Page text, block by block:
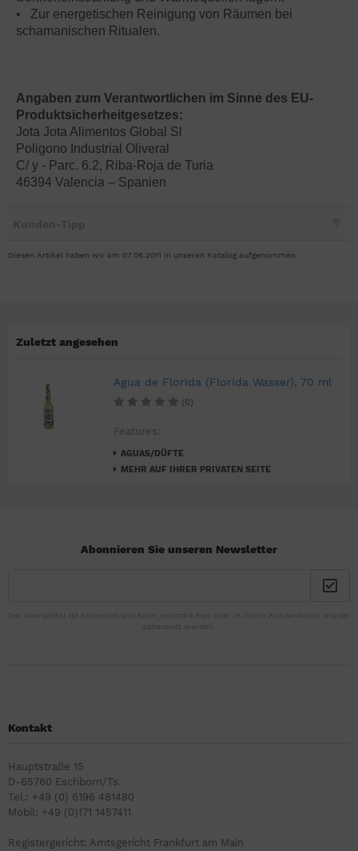
• Zur energetischen Reinigung von Räumen bei
schamanischen Ritualen.
Angaben zum Verantwortlichen im Sinne des EU-
Produktsicherheitgesetzes:
Jota Jota Alimentos Global Sl
Poligono Industrial Oliveral
C/ y - Parc. 6.2, Riba-Roja de Turia
46394 Valencia – Spanien
Diesen Artikel haben wir am 07.06.2011 in unseren Katalog aufgenommen.
Zuletzt angesehen
Agua de Florida (Florida Wasser), 70 ml
(0)
Features:
AGUAS/DÜFTE
MEHR AUF IHRER PRIVATEN SEITE
Abonnieren Sie unseren Newsletter
Der Newsletter ist kostenlos und kann jederzeit hier oder in Ihrem Kundenkonto wieder
abbestellt werden.
Kontakt
Hauptstraße 15
D-65760 Eschborn/Ts.
Tel.: +49 (0) 6196 481480
Mobil: +49 (0)171 1457411
Registergericht: Amtsgericht Frankfurt am Main